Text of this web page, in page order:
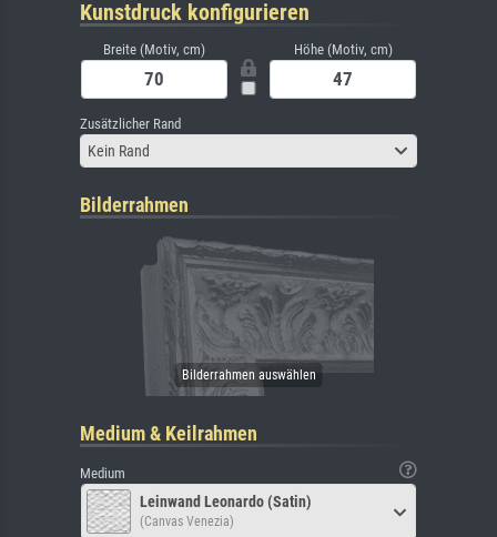
Kunstdruck konfigurieren
Breite (Motiv, cm) Höhe (Motiv, cm)
Zusätzlicher Rand
Kein Rand
Bilderrahmen
Medium & Keilrahmen
Medium
Leinwand Leonardo (Satin)
(Canvas Venezia)